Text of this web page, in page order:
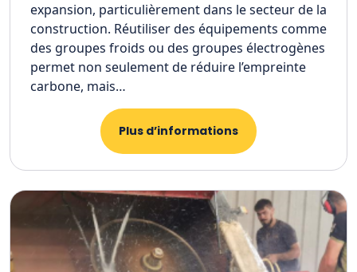
expansion, particulièrement dans le secteur de la
construction. Réutiliser des équipements comme
des groupes froids ou des groupes électrogènes
permet non seulement de réduire l’empreinte
carbone, mais…
Plus d’informations